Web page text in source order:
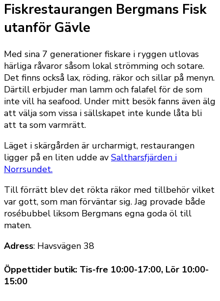
Fiskrestaurangen Bergmans Fisk
utanför Gävle
Med sina 7 generationer fiskare i ryggen utlovas
härliga råvaror såsom lokal strömming och sotare.
Det finns också lax, röding, räkor och sillar på menyn.
Därtill erbjuder man lamm och falafel för de som
inte vill ha seafood. Under mitt besök fanns även älg
att välja som vissa i sällskapet inte kunde låta bli
att ta som varmrätt.
Läget i skärgården är urcharmigt, restaurangen
ligger på en liten udde av Saltharsfjärden i
Norrsundet.
Till förrätt blev det rökta räkor med tillbehör vilket
var gott, som man förväntar sig. Jag provade både
rosébubbel liksom Bergmans egna goda öl till
maten.
Adress: Havsvägen 38
Öppettider butik: Tis-fre 10:00-17:00, Lör 10:00-
15:00